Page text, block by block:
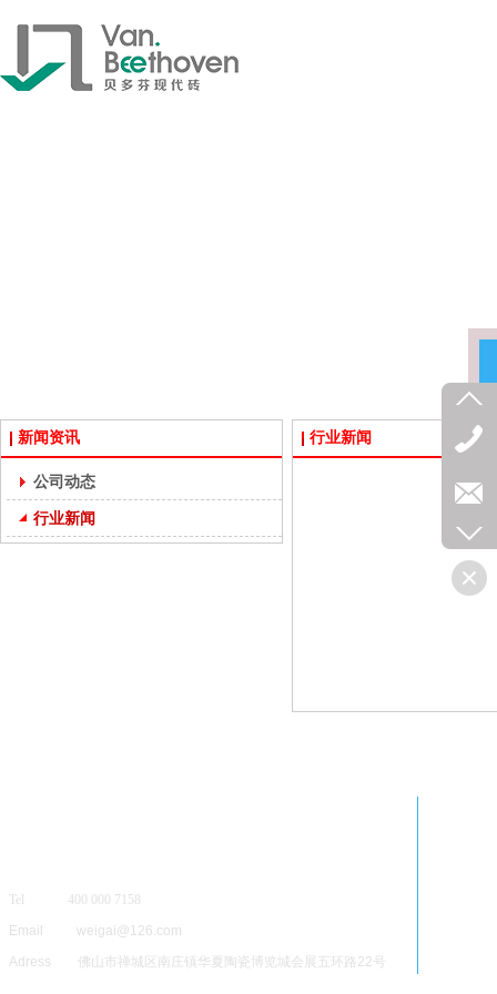
新闻资讯
公司动态
行业新闻
行业新闻
Tel 400 000 7158
Email weigai@126.com
Adress 佛山市禅城区南庄镇华夏陶瓷博览城会展五环路22号